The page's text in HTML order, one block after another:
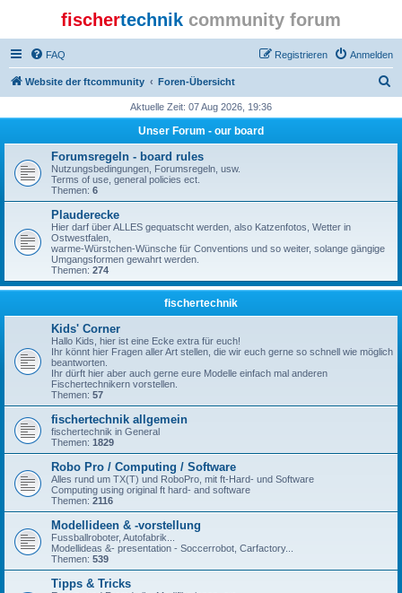
fischertechnik community forum
FAQ Anmelden
Registrieren
Website der ftcommunity Foren-Übersicht
h
Aktuelle Zeit: 07 Aug 2026, 19:36
Unser Forum - our board
Forumsregeln - board rules
Nutzungsbedingungen, Forumsregeln, usw.
Terms of use, general policies ect.
Themen: 6
Plauderecke
Hier darf über ALLES gequatscht werden, also Katzenfotos, Wetter in
Ostwestfalen,
warme-Würstchen-Wünsche für Conventions und so weiter, solange gängige
Umgangsformen gewahrt werden.
Themen: 274
fischertechnik
Kids' Corner
Hallo Kids, hier ist eine Ecke extra für euch!
Ihr könnt hier Fragen aller Art stellen, die wir euch gerne so schnell wie möglich
beantworten.
Ihr dürft hier aber auch gerne eure Modelle einfach mal anderen
Fischertechnikern vorstellen.
Themen: 57
fischertechnik allgemein
fischertechnik in General
Themen: 1829
Robo Pro / Computing / Software
Alles rund um TX(T) und RoboPro, mit ft-Hard- und Software
Computing using original ft hard- and software
Themen: 2116
Modellideen & -vorstellung
Fussballroboter, Autofabrik...
Modellideas &- presentation - Soccerrobot, Carfactory...
Themen: 539
Tipps & Tricks